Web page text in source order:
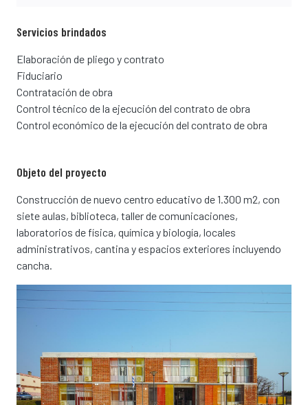
Servicios brindados
Elaboración de pliego y contrato
Fiduciario
Contratación de obra
Control técnico de la ejecución del contrato de obra
Control económico de la ejecución del contrato de obra
Objeto del proyecto
Construcción de nuevo centro educativo de 1.300 m2, con
siete aulas, biblioteca, taller de comunicaciones,
laboratorios de física, química y biología, locales
administrativos, cantina y espacios exteriores incluyendo
cancha.